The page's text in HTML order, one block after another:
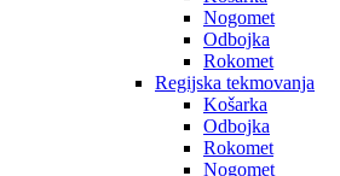
Nogomet
Odbojka
Rokomet
Regijska tekmovanja
Košarka
Odbojka
Rokomet
Nogomet